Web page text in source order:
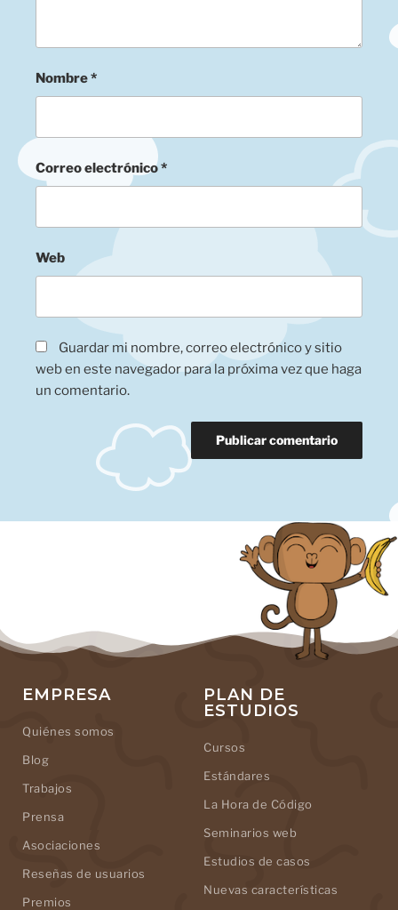
Nombre*
Correo electrónico*
Web
Guardar mi nombre, correo electrónico y sitio
web en este navegador para la próxima vez que haga
un comentario.
EMPRESA
Quiénes somos
Blog
Trabajos
Prensa
Asociaciones
Reseñas de usuarios
Premios
PLAN DE
ESTUDIOS
Cursos
Estándares
La Hora de Código
Seminarios web
Estudios de casos
Nuevas características